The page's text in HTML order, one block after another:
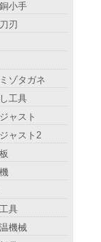
小手
刃
ゾタガネ
工具
ャスト
ャスト2
具
機械